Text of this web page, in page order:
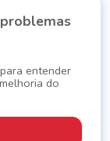
entender
do